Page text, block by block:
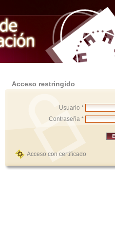
Acceso restringido
Usuario *
Contraseña *
Acceso con certificado